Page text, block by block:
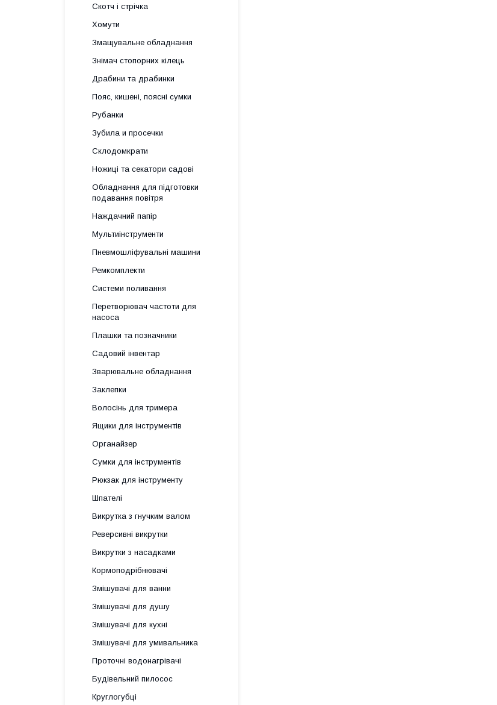
Скотч і стрічка
Хомути
Змащувальне обладнання
Знімач стопорних кілець
Драбини та драбинки
Пояс, кишені, поясні сумки
Рубанки
Зубила и просечки
Склодомкрати
Ножиці та секатори садові
Обладнання для підготовки
подавання повітря
Наждачний папір
Мультиінструменти
Пневмошліфувальні машини
Ремкомплекти
Системи поливання
Перетворювач частоти для
насоса
Плашки та позначники
Садовий інвентар
Зварювальне обладнання
Заклепки
Волосінь для тримера
Ящики для інструментів
Органайзер
Сумки для інструментів
Рюкзак для інструменту
Шпателі
Викрутка з гнучким валом
Реверсивні викрутки
Викрутки з насадками
Кормоподрібнювачі
Змішувачі для ванни
Змішувачі для душу
Змішувачі для кухні
Змішувачі для умивальника
Проточні водонагрівачі
Будівельний пилосос
Круглогубці